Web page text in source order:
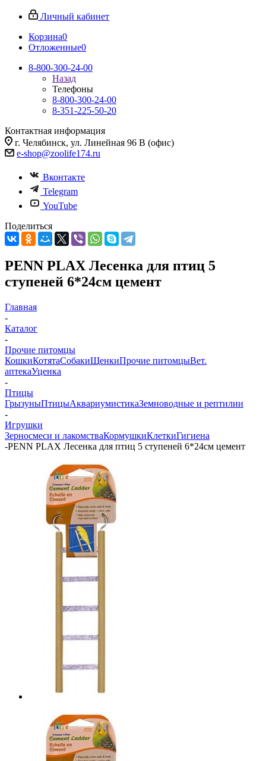
Личный кабинет
Корзина0
Отложенные0
8-800-300-24-00
Назад
Телефоны
8-800-300-24-00
8-351-225-50-20
Контактная информация
г. Челябинск, ул. Линейная 96 В (офис)
e-shop@zoolife174.ru
Вконтакте
Telegram
YouTube
Поделиться
PENN PLAX Лесенка для птиц 5
ступеней 6*24см цемент
Главная
-
Каталог
-
Прочие питомцы
КошкиКотятаСобакиЩенкиПрочие питомцыВет.
аптекаУценка
-
Птицы
ГрызуныПтицыАквариумистикаЗемноводные и рептилии
-
Игрушки
Зерносмеси и лакомстваКормушкиКлеткиГигиена
-PENN PLAX Лесенка для птиц 5 ступеней 6*24см цемент